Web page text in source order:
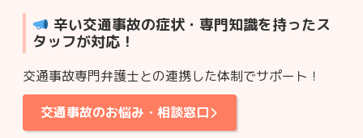
辛い交通事故の症状・専門知識を持ったス
タッフが対応！
交通事故専門弁護士との連携した体制でサポート！
交通事故のお悩み・相談窓口